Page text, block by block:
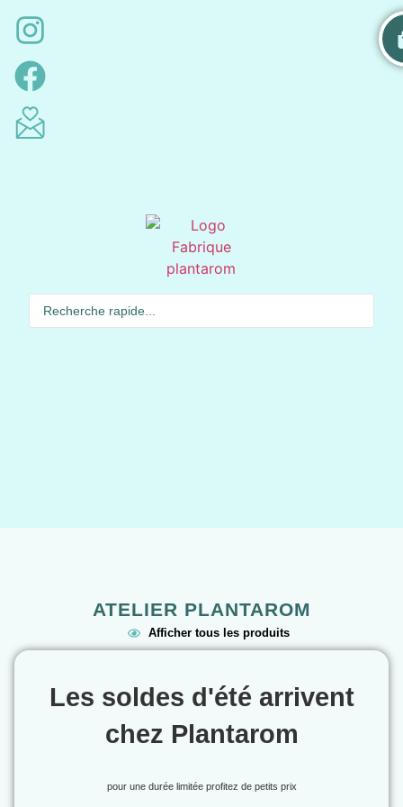
ATELIER PLANTAROM
Afficher tous les produits
Les soldes d'été arrivent
chez Plantarom
pour une durée limitée profitez de petits prix